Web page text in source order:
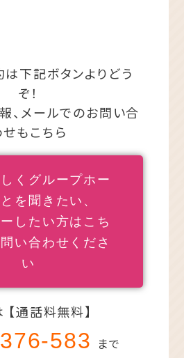
下記ボタンよりどう
ぞ！
、メールでのお問い合
もこちら
くグループホー
を聞きたい、
したい方はこち
い合わせくださ
い
【通話料無料】
583 まで